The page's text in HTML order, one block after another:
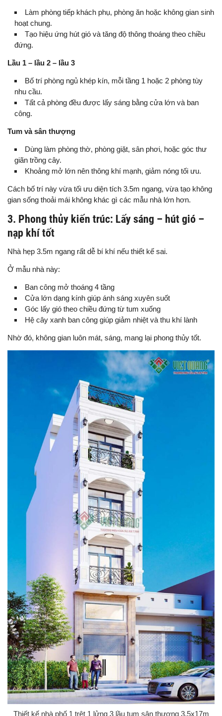
Làm phòng tiếp khách phụ, phòng ăn hoặc không gian sinh
hoạt chung.
Tạo hiệu ứng hút gió và tăng độ thông thoáng theo chiều
đứng.
Lầu 1 – lầu 2 – lầu 3
Bố trí phòng ngủ khép kín, mỗi tầng 1 hoặc 2 phòng tùy
nhu cầu.
Tất cả phòng đều được lấy sáng bằng cửa lớn và ban
công.
Tum và sân thượng
Dùng làm phòng thờ, phòng giặt, sân phơi, hoặc góc thư
giãn trồng cây.
Khoảng mở lớn nên thông khí mạnh, giảm nóng tối ưu.
Cách bố trí này vừa tối ưu diện tích 3.5m ngang, vừa tạo không
gian sống thoải mái không khác gì các mẫu nhà lớn hơn.
3. Phong thủy kiến trúc: Lấy sáng – hút gió –
nạp khí tốt
Nhà hẹp 3.5m ngang rất dễ bí khí nếu thiết kế sai.
Ở mẫu nhà này:
Ban công mở thoáng 4 tầng
Cửa lớn dạng kính giúp ánh sáng xuyên suốt
Góc lấy gió theo chiều đứng từ tum xuống
Hệ cây xanh ban công giúp giảm nhiệt và thu khí lành
Nhờ đó, không gian luôn mát, sáng, mang lại phong thủy tốt.
Thiết kế nhà phố 1 trệt 1 lửng 3 lầu tum sân thượng 3.5x17m